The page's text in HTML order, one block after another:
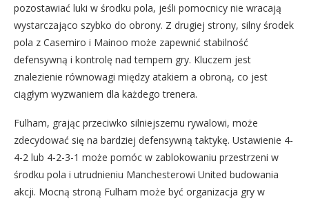
pozostawiać luki w środku pola, jeśli pomocnicy nie wracają
wystarczająco szybko do obrony. Z drugiej strony, silny środek
pola z Casemiro i Mainoo może zapewnić stabilność
defensywną i kontrolę nad tempem gry. Kluczem jest
znalezienie równowagi między atakiem a obroną, co jest
ciągłym wyzwaniem dla każdego trenera.
Fulham, grając przeciwko silniejszemu rywalowi, może
zdecydować się na bardziej defensywną taktykę. Ustawienie 4-
4-2 lub 4-2-3-1 może pomóc w zablokowaniu przestrzeni w
środku pola i utrudnieniu Manchesterowi United budowania
akcji. Mocną stroną Fulham może być organizacja gry w